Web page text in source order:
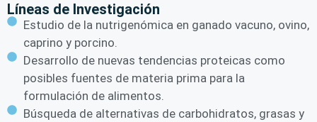
Líneas de Investigación
Estudio de la nutrigenómica en ganado vacuno, ovino,
caprino y porcino.
Desarrollo de nuevas tendencias proteicas como
posibles fuentes de materia prima para la
formulación de alimentos.
Búsqueda de alternativas de carbohidratos, grasas y